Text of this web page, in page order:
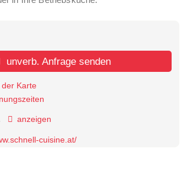
unverb. Anfrage senden
Karte
anzeigen
cuisine.at/